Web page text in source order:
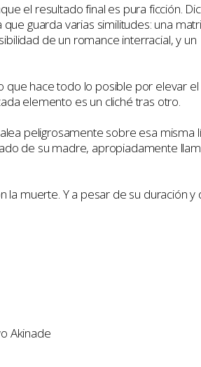
el resultado final es pura ficción.
guarda varias similitudes: una
de un romance interracial, y un
que hace todo lo posible por elevar el
elemento es un cliché tras otro.
peligrosamente sobre esa misma
de su madre, apropiadamente
la muerte. Y a pesar de su duración y
Akinade